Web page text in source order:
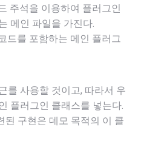
주석을 이용하여 플러그인
메인 파일을 가진다.
드를 포함하는 메인 플러그
를 사용할 것이고, 따라서 우
플러그인 클래스를 넣는다.
된 구현은 데모 목적의 이 클